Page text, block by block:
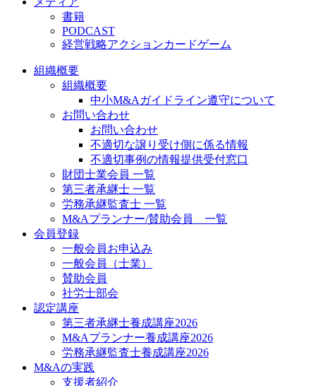
書籍
PODCAST
経営戦略アクションカードゲーム
組織概要
組織概要
中小M&Aガイドライン遵守について
お問い合わせ
お問い合わせ
不適切な譲り受け側に係る情報
不適切事例の情報提供受付窓口
財団士業会員 一覧
第三者承継士 一覧
労務承継監査士 一覧
M&Aプランナー/賛助会員 一覧
会員登録
一般会員お申込み
一般会員（士業）
賛助会員
社労士部会
認定講座
第三者承継士養成講座2026
M&Aプランナー養成講座2026
労務承継監査士養成講座2026
M&Aの実践
支援者紹介